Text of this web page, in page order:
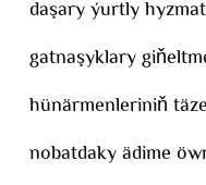
daşary ýurtly
gatnaşyklary
hünärmenleriniň
nobatdaky ädime